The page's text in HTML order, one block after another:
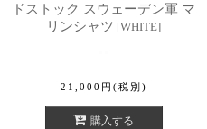
ドストック スウェーデン軍 マ
リンシャツ [WHITE]
21,000 円 (税別)
購入する